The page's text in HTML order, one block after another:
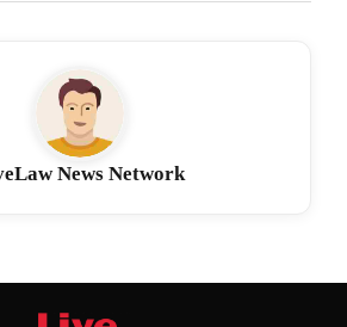
News Network